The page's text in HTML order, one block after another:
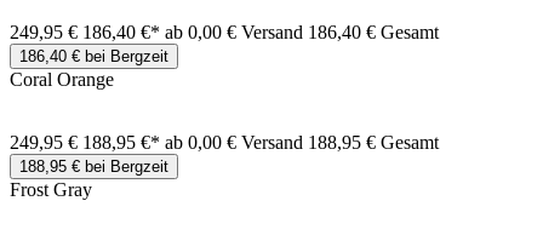
249,95 € 186,40 €* ab 0,00 € Versand 186,40 € Gesamt
186,40 € bei Bergzeit
Coral Orange
249,95 € 188,95 €* ab 0,00 € Versand 188,95 € Gesamt
188,95 € bei Bergzeit
Frost Gray